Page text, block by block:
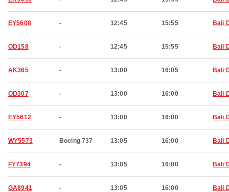
EY5608 - 12:45 15:55 Bali
OD158 - 12:45 15:55 Bali
AK365 - 13:00 16:05 Bali
OD307 - 13:00 16:00 Bali
EY5612 - 13:00 16:00 Bali
WY5573 Boeing 737 13:05 16:00 Bali
FY7394 - 13:05 16:00 Bali
GA8941 - 13:05 16:00 Bali